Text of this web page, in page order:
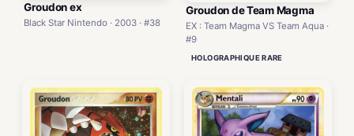
Groudon ex
Black Star Nintendo · 2003 · #38
Groudon de Team Magma
EX : Team Magma VS Team Aqua ·
#9
HOLOGRAPHIQUE RARE